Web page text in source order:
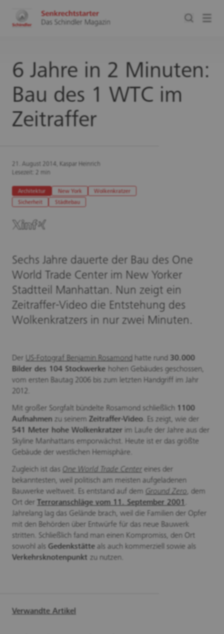
6 Jahre in 2 Minuten:
Bau des 1 WTC im
Zeitraffer
21. August 2014, Kaspar Heinrich
Lesezeit: 2 min
Architektur New York
Wolkenkratzer
Sicherheit
Städtebau
Sechs Jahre dauerte der Bau des One
World Trade Center im New Yorker
Stadtteil Manhattan. Nun zeigt ein
Zeitraffer-Video die Entstehung des
Wolkenkratzers in nur zwei Minuten.
Der US-Fotograf Benjamin Rosamond hatte rund 30.000
Bilder des 104 Stockwerke hohen Gebäudes geschossen,
vom ersten Bautag 2006 bis zum letzten Handgriff im Jahr
2012.
Mit großer Sorgfalt bündelte Rosamond schließlich 1100
Aufnahmen zu seinem Zeitraffer-Video . Es zeigt, wie der
541 Meter hohe Wolkenkratzer im Laufe der Jahre aus der
Skyline Manhattans emporwächst. Heute ist er das größte
Gebäude der westlichen Hemisphäre.
Zugleich ist das One World Trade Center eines der
bekanntesten, weil politisch am meisten aufgeladenen
Bauwerke weltweit. Es entstand auf dem Ground Zero, dem
Ort der Terroranschläge vom 11. September 2001
Jahrelang lag das Gelände brach, weil die Familien der Opfer
mit den Behörden über Entwürfe für das neue Bauwerk
stritten. Schließlich fand man einen Kompromiss, den Ort
sowohl als Gedenkstätte als auch kommerziell sowie als
Verkehrsknotenpunkt zu nutzen.
Verwandte Artikel